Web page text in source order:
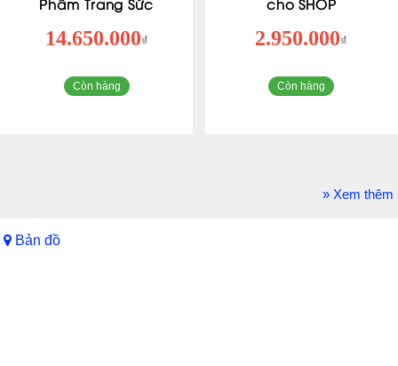
Phẩm Trang Sức
14.650.000₫
Còn hàng
cho SHOP
2.950.000₫
Còn hàng
» Xem thêm
Bản đồ